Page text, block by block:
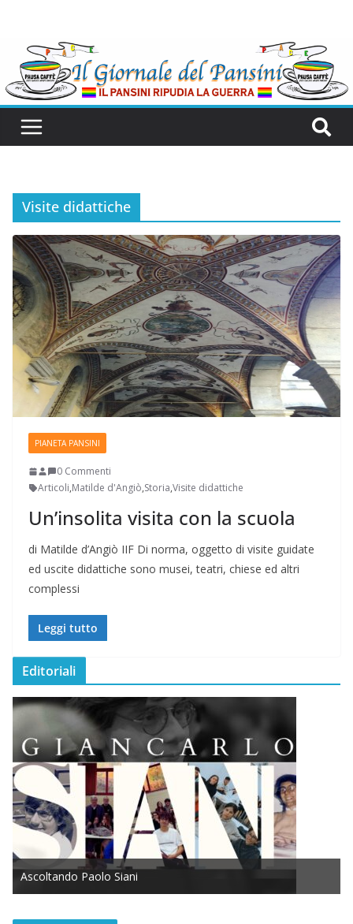
Visite didattiche
PIANETA PANSINI
0 Commenti
Articoli,Matilde d'Angiò,Storia,Visite didattiche
Un’insolita visita con la scuola
di Matilde d’Angiò IIF Di norma, oggetto di visite guidate
ed uscite didattiche sono musei, teatri, chiese ed altri
complessi
Leggi tutto
Editoriali
Ascoltando Paolo Siani